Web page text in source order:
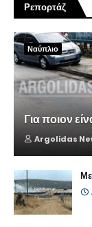
Ρεπορτάζ
Ναύπλιο
Για ποιον
Argolidas